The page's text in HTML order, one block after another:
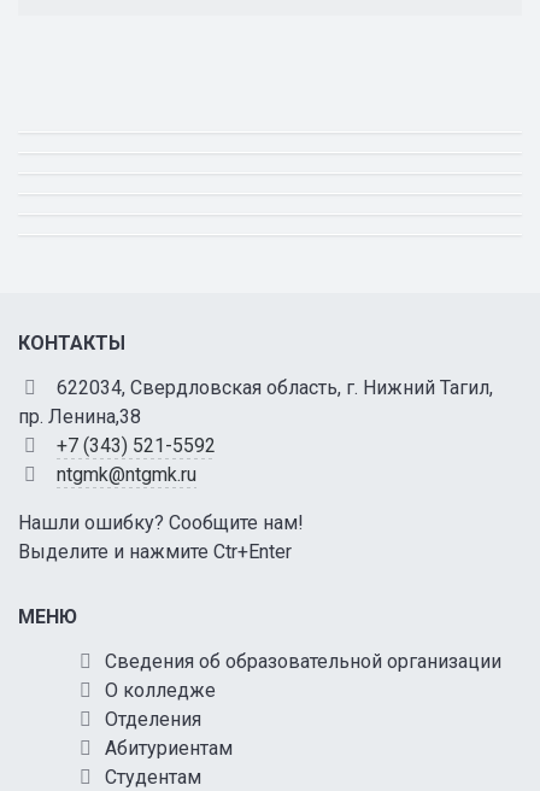
КОНТАКТЫ
622034, Свердловская область, г. Нижний Тагил,
пр. Ленина,38
+7 (343) 521-5592
ntgmk@ntgmk.ru
Нашли ошибку? Сообщите нам!
Выделите и нажмите Ctr+Enter
МЕНЮ
Сведения об образовательной организации
О колледже
Отделения
Абитуриентам
Студентам